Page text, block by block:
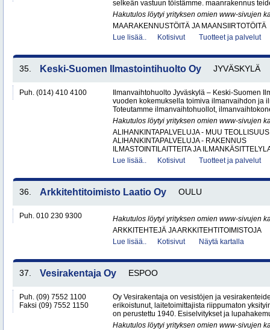
selkeän vastuun töistämme. maanrakennus
Hakutulos löytyi yrityksen omien www-sivujen
MAARAKENNUSTÖITÄ JA MAANSIIRTOTÖITÄ
Lue lisää..
Kotisivut Tuotteet ja palvelut
35. Keski-Suomen Ilmastointihuolto Oy JYVÄSKYLÄ
Puh. (014) 410 4100
Ilmanvaihtohuolto Jyväskylä – Keski-Suomen
vuoden kokemuksella toimiva ilmanvaihdon ja
Toteutamme ilmanvaihtohuollot,
Hakutulos löytyi yrityksen omien www-sivujen
ALIHANKINTAPALVELUJA - MUU TEOLLISUUS
ALIHANKINTAPALVELUJA - RAKENNUS
ILMASTOINTILAITTEITA JA
Lue lisää..
Kotisivut Tuotteet ja palvelut
36. Arkkitehtitoimisto Laatio Oy OULU
Puh. 010 230 9300
Hakutulos löytyi yrityksen omien www-sivujen
ARKKITEHTEJÄ JA ARKKITEHTITOIMISTOJA
Lue lisää..
Kotisivut Näytä kartalla
37. Vesirakentaja Oy ESPOO
Puh. (09) 7552 1100
Faksi (09) 7552 1150
Oy Vesirakentaja on vesistöjen ja
erikoistunut, laitetoimittajista riippumaton
on perustettu 1940. Esiselvitykset ja
Hakutulos löytyi yrityksen omien www-sivujen